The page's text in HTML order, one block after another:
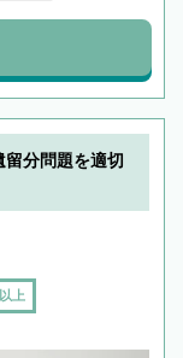
留分問題を適切
上